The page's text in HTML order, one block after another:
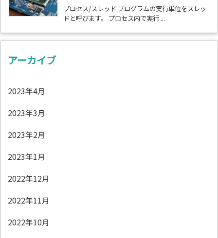
プロセス/スレッド プログラムの実行単位をスレッ
ドと呼びます。 プロセス内で実行 ...
アーカイブ
2023年4月
2023年3月
2023年2月
2023年1月
2022年12月
2022年11月
2022年10月